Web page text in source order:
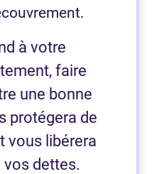
à votre
faire
une bonne
protégera de
vous libérera
vos dettes.